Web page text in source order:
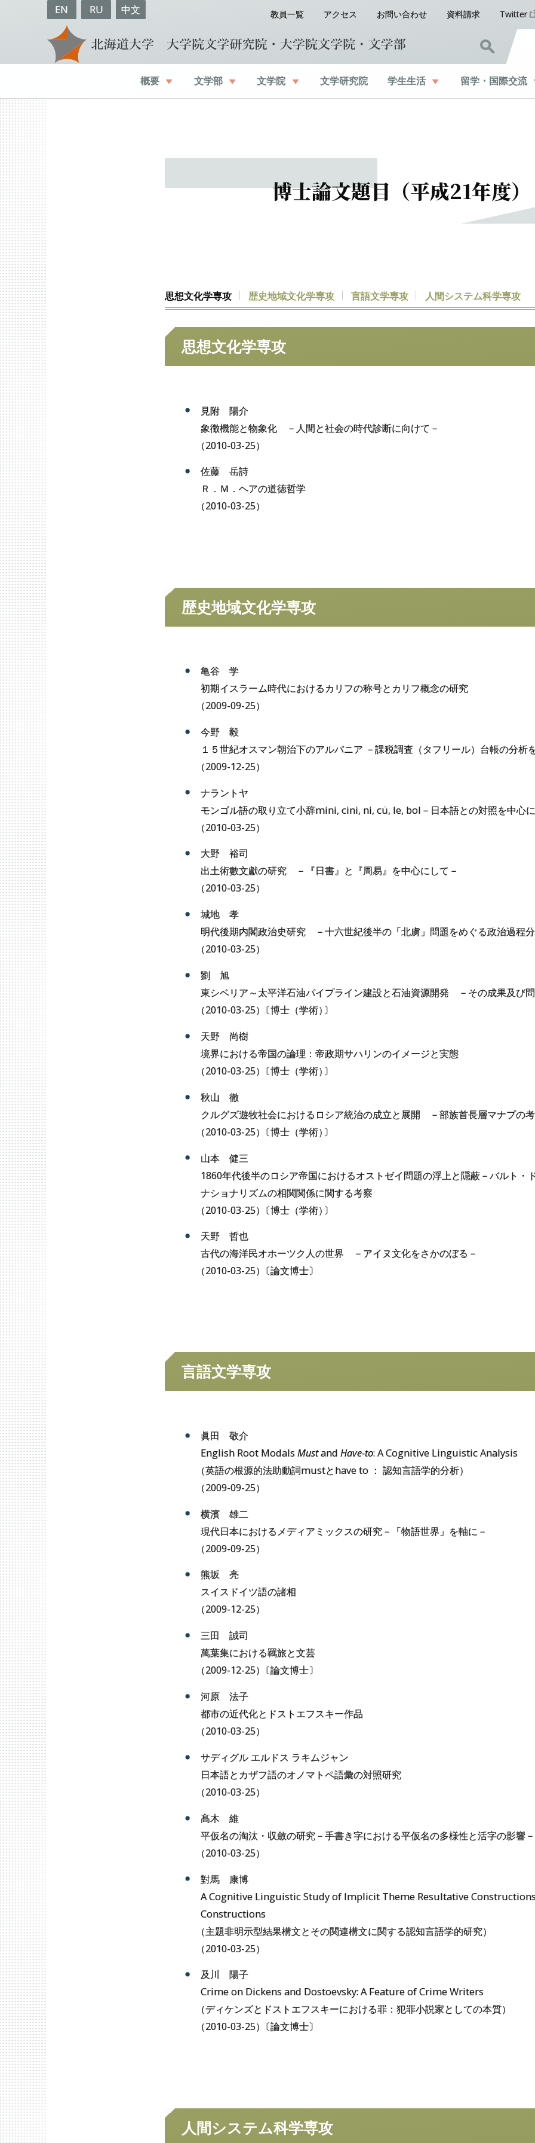
EN RU 中文 教員一覧 アクセス お問い合わせ 資料請求 Twitter
概要 文学部 文学院 文学研究院 学生生活 留学・ 国際交流
博士論文題目 （平成21年度）
思想文化学専攻 歴史地域文化学専攻 言語文学専攻 人間システム科学専攻
思想文化学専攻
見附 陽介
象徴機能と物象化 －人間と社会の時代診断に向けて－
（2010-03-25）
佐藤 岳詩
Ｒ．Ｍ．ヘアの道徳哲学
（2010-03-25）
歴史地域文化学専攻
亀谷 学
初期イスラーム時代におけるカリフの称号とカリフ概念の研究
（2009-09-25）
今野 毅
１５世紀オスマン朝治下のアルバニア －課税調査（タフリール）台帳の分析
（2009-12-25）
ナラントヤ
モンゴル語の取り立て小辞mini, cini, ni, cü, le, bol－日本語との対照を中心
（2010-03-25）
大野 裕司
出土術數文獻の研究 －『日書』と『周易』を中心にして－
（2010-03-25）
城地 孝
明代後期内閣政治史研究 －十六世紀後半の「北虜」問題をめぐる政治過程
（2010-03-25）
劉 旭
東シベリア～太平洋石油パイプライン建設と石油資源開発 －その成果及び
（2010-03-25） 〔博士（学術） 〕
天野 尚樹
境界における帝国の論理：帝政期サハリンのイメージと実態
（2010-03-25） 〔博士（学術） 〕
秋山 徹
クルグズ遊牧社会におけるロシア統治の成立と展開 －部族首長層マナプの
（2010-03-25） 〔博士（学術） 〕
山本 健三
1860年代後半のロシア帝国におけるオストゼイ問題の浮上と隠蔽－バルト・
ナショナリズムの相関関係に関する考察
（2010-03-25） 〔博士（学術） 〕
天野 哲也
古代の海洋民オホーツク人の世界 －アイヌ文化をさかのぼる－
（2010-03-25） 〔論文博士〕
言語文学専攻
眞田 敬介
English Root ModalsMustand Have-to: A Cognitive Linguistic Analysis
（英語の根源的法助動詞mustとhave to ： 認知言語学的分析）
（2009-09-25）
横濱 雄二
現代日本におけるメディアミックスの研究－「物語世界」を軸に－
（2009-09-25）
熊坂 亮
スイスドイツ語の諸相
（2009-12-25）
三田 誠司
萬葉集における羈旅と文芸
（2009-12-25） 〔論文博士〕
河原 法子
都市の近代化とドストエフスキー作品
（2010-03-25）
サディグル エルドス ラキムジャン
日本語とカザフ語のオノマトペ語彙の対照研究
（2010-03-25）
髙木 維
平仮名の淘汰・収斂の研究－手書き字における平仮名の多様性と活字の影響－
（2010-03-25）
對馬 康博
A Cognitive Linguistic Study of Implicit Theme Resultative
Constructions
（主題非明示型結果構文とその関連構文に関する認知言語学的研究）
（2010-03-25）
及川 陽子
Crime on Dickens and Dostoevsky: A Feature of Crime Writers
（ディケンズとドストエフスキーにおける罪：犯罪小説家としての本質）
（2010-03-25） 〔論文博士〕
人間システム科学専攻